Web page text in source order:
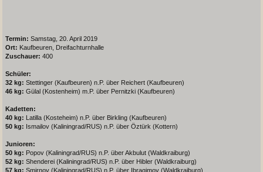
Termin: Samstag, 20. April 2019
Ort: Kaufbeuren, Dreifachturnhalle
Zuschauer: 400
Schüler:
32 kg: Stettinger (Kaufbeuren) n.P. über Reichert (Kaufbeuren)
46 kg: Gülal (Kostenheim) m.P. über Pernitzki (Kaufbeuren)
Kadetten:
40 kg: Latilla (Kosteheim) n.P. über Birkling (Kaufbeuren)
50 kg: Ismailov (Kaliningrad/RUS) n.P. über Öztürk (Kottern)
Junioren:
50 kg: Popov (Kaliningrad/RUS) n.P. über Akbulut (Waldkraiburg)
52 kg: Shenderei (Kaliningrad/RUS) n.P. über Hibler (Waldkraiburg)
57 kg: Smirnov (Kaliningrad/RUS) n.P. über Ibragimov (Waldkraiburg)